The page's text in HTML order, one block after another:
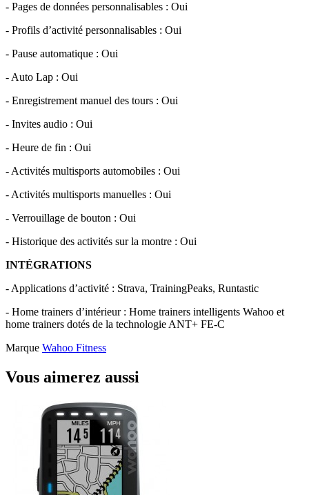
- Pages de données personnalisables : Oui
- Profils d’activité personnalisables : Oui
- Pause automatique : Oui
- Auto Lap : Oui
- Enregistrement manuel des tours : Oui
- Invites audio : Oui
- Heure de fin : Oui
- Activités multisports automobiles : Oui
- Activités multisports manuelles : Oui
- Verrouillage de bouton : Oui
- Historique des activités sur la montre : Oui
INTÉGRATIONS
- Applications d’activité : Strava, TrainingPeaks, Runtastic
- Home trainers d’intérieur : Home trainers intelligents Wahoo et
home trainers dotés de la technologie ANT+ FE-C
Marque Wahoo Fitness
Vous aimerez aussi